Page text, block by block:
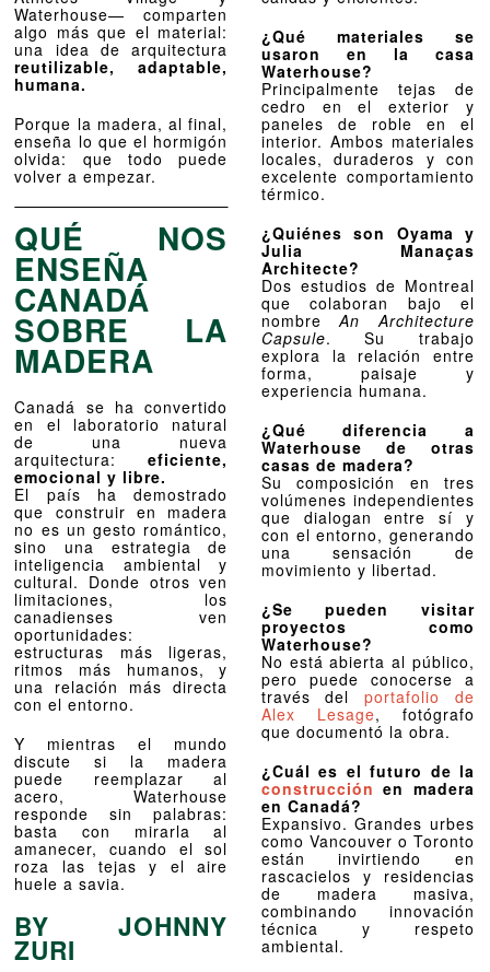
Waterhouse— comparten
algo más que el material:
una idea de arquitectura
reutilizable, adaptable,
humana.
Porque la madera, al final,
enseña lo que el hormigón
olvida: que todo puede
volver a empezar.
QUÉ NOS
ENSEÑA
CANADÁ
SOBRE LA
MADERA
Canadá se ha convertido
en el laboratorio natural
de una nueva
arquitectura:eficiente,
emocional y libre.
El país ha demostrado
que construir en madera
no es un gesto romántico,
sino una estrategia de
inteligencia ambiental y
cultural. Donde otros ven
limitaciones, los
canadienses ven
oportunidades:
estructuras más ligeras,
ritmos más humanos, y
una relación más directa
con el entorno.
Y mientras el mundo
discute si la madera
puede reemplazar al
acero, Waterhouse
responde sin palabras:
basta con mirarla al
amanecer, cuando el sol
roza las tejas y el aire
huele a savia.
BY JOHNNY
ZURI
¿Qué materiales se
usaron en la casa
Waterhouse?
Principalmente tejas de
cedro en el exterior y
paneles de roble en el
interior. Ambos materiales
locales, duraderos y con
excelente comportamiento
térmico.
¿Quiénes son Oyama y
Julia Manaças
Architecte?
Dos estudios de Montreal
que colaboran bajo el
nombre An Architecture
Capsule. Su trabajo
explora la relación entre
forma, paisaje y
experiencia humana.
¿Qué diferencia a
Waterhouse de otras
casas de madera?
Su composición en tres
volúmenes independientes
que dialogan entre sí y
con el entorno, generando
una sensación de
movimiento y libertad.
¿Se pueden visitar
proyectos como
Waterhouse?
No está abierta al público,
pero puede conocerse a
través del portafolio de
Alex Lesage, fotógrafo
que documentó la obra.
¿Cuál es el futuro de la
construcción en madera
en Canadá?
Expansivo. Grandes urbes
como Vancouver o Toronto
están invirtiendo en
rascacielos y residencias
de madera masiva,
combinando innovación
técnica y respeto
ambiental.